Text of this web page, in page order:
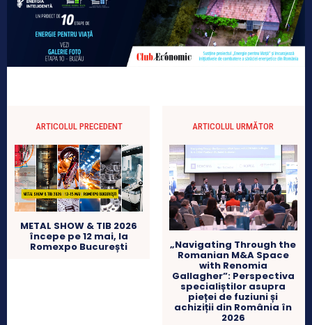
ARTICOLUL PRECEDENT
METAL SHOW & TIB 2026
începe pe 12 mai, la
Romexpo București
ARTICOLUL URMĂTOR
„Navigating Through the
Romanian M&A Space
with Renomia
Gallagher”: Perspectiva
specialiștilor asupra
pieței de fuziuni și
achiziții din România în
2026